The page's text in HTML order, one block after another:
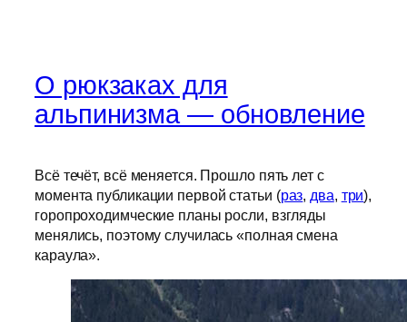
О рюкзаках для
альпинизма — обновление
Всё течёт, всё меняется. Прошло пять лет с
момента публикации первой статьи (раз, два, три),
горопроходимческие планы росли, взгляды
менялись, поэтому случилась «полная смена
караула».